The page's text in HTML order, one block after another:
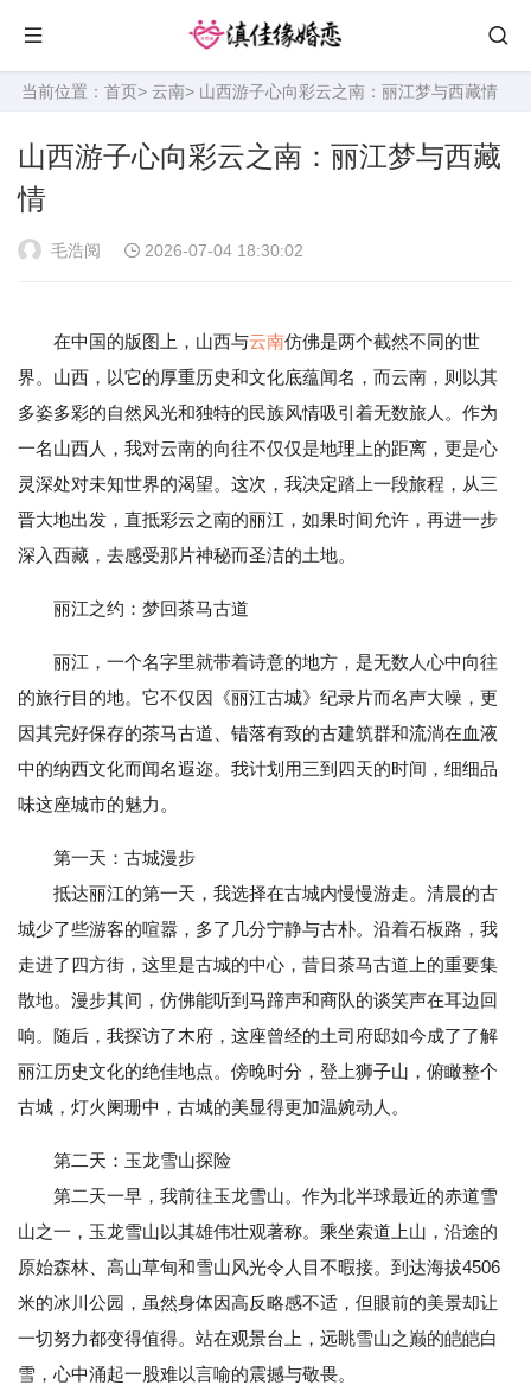
当前位置： 首页> 云南> 山西游子心向彩云之南：丽江梦与西藏情
山西游子心向彩云之南：丽江梦与西藏
情
毛浩阅 2026-07-04 18:30:02
在中国的版图上，山西与云南仿佛是两个截然不同的世
界。山西，以它的厚重历史和文化底蕴闻名，而云南，则以其
多姿多彩的自然风光和独特的民族风情吸引着无数旅人。作为
一名山西人，我对云南的向往不仅仅是地理上的距离，更是心
灵深处对未知世界的渴望。这次，我决定踏上一段旅程，从三
晋大地出发，直抵彩云之南的丽江，如果时间允许，再进一步
深入西藏，去感受那片神秘而圣洁的土地。
丽江之约：梦回茶马古道
丽江，一个名字里就带着诗意的地方，是无数人心中向往
的旅行目的地。它不仅因《丽江古城》纪录片而名声大噪，更
因其完好保存的茶马古道、错落有致的古建筑群和流淌在血液
中的纳西文化而闻名遐迩。我计划用三到四天的时间，细细品
味这座城市的魅力。
第一天：古城漫步
抵达丽江的第一天，我选择在古城内慢慢游走。清晨的古
城少了些游客的喧嚣，多了几分宁静与古朴。沿着石板路，我
走进了四方街，这里是古城的中心，昔日茶马古道上的重要集
散地。漫步其间，仿佛能听到马蹄声和商队的谈笑声在耳边回
响。随后，我探访了木府，这座曾经的土司府邸如今成了了解
丽江历史文化的绝佳地点。傍晚时分，登上狮子山，俯瞰整个
古城，灯火阑珊中，古城的美显得更加温婉动人。
第二天：玉龙雪山探险
第二天一早，我前往玉龙雪山。作为北半球最近的赤道雪
山之一，玉龙雪山以其雄伟壮观著称。乘坐索道上山，沿途的
原始森林、高山草甸和雪山风光令人目不暇接。到达海拔4506
米的冰川公园，虽然身体因高反略感不适，但眼前的美景却让
一切努力都变得值得。站在观景台上，远眺雪山之巅的皑皑白
雪，心中涌起一股难以言喻的震撼与敬畏。